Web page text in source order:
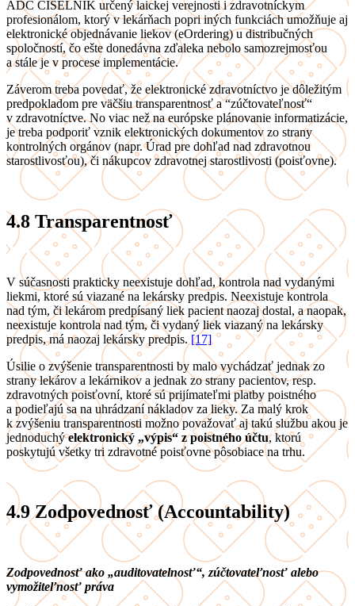
ADC ČÍSELNÍK určený laickej verejnosti i zdravotníckym
profesionálom, ktorý v lekárňach popri iných funkciách umožňuje aj
elektronické objednávanie liekov (eOrdering) u distribučných
spoločností, čo ešte donedávna zďaleka nebolo samozrejmosťou
a stále je v procese implementácie.
Záverom treba povedať, že elektronické zdravotníctvo je dôležitým
predpokladom pre väčšiu transparentnosť a “zúčtovateľnosť“
v zdravotníctve. No viac než na európske plánovanie informatizácie,
je treba podporiť vznik elektronických dokumentov zo strany
kontrolných orgánov (napr. Úrad pre dohľad nad zdravotnou
starostlivosťou), či nákupcov zdravotnej starostlivosti (poisťovne).
4.8 Transparentnosť
V súčasnosti prakticky neexistuje dohľad, kontrola nad vydanými
liekmi, ktoré sú viazané na lekársky predpis. Neexistuje kontrola
nad tým, či lekárom predpísaný liek pacient naozaj dostal, a naopak,
neexistuje kontrola nad tým, či vydaný liek viazaný na lekársky
predpis, má naozaj lekársky predpis. [17]
Úsilie o zvýšenie transparentnosti by malo vychádzať jednak zo
strany lekárov a lekárnikov a jednak zo strany pacientov, resp.
zdravotných poisťovní, ktoré sú prijímateľmi platby poistného
a podieľajú sa na uhrádzaní nákladov za lieky. Za malý krok
k zvýšeniu transparentnosti možno považovať aj takú službu akou je
jednoduchýelektronický „výpis“ z poistného účtu, ktorú
poskytujú všetky tri zdravotné poisťovne pôsobiace na trhu.
4.9 Zodpovednosť (Accountability)
Zodpovednosť ako „auditovatelnosť“, zúčtovateľnosť alebo
vymožiteľnosť práva